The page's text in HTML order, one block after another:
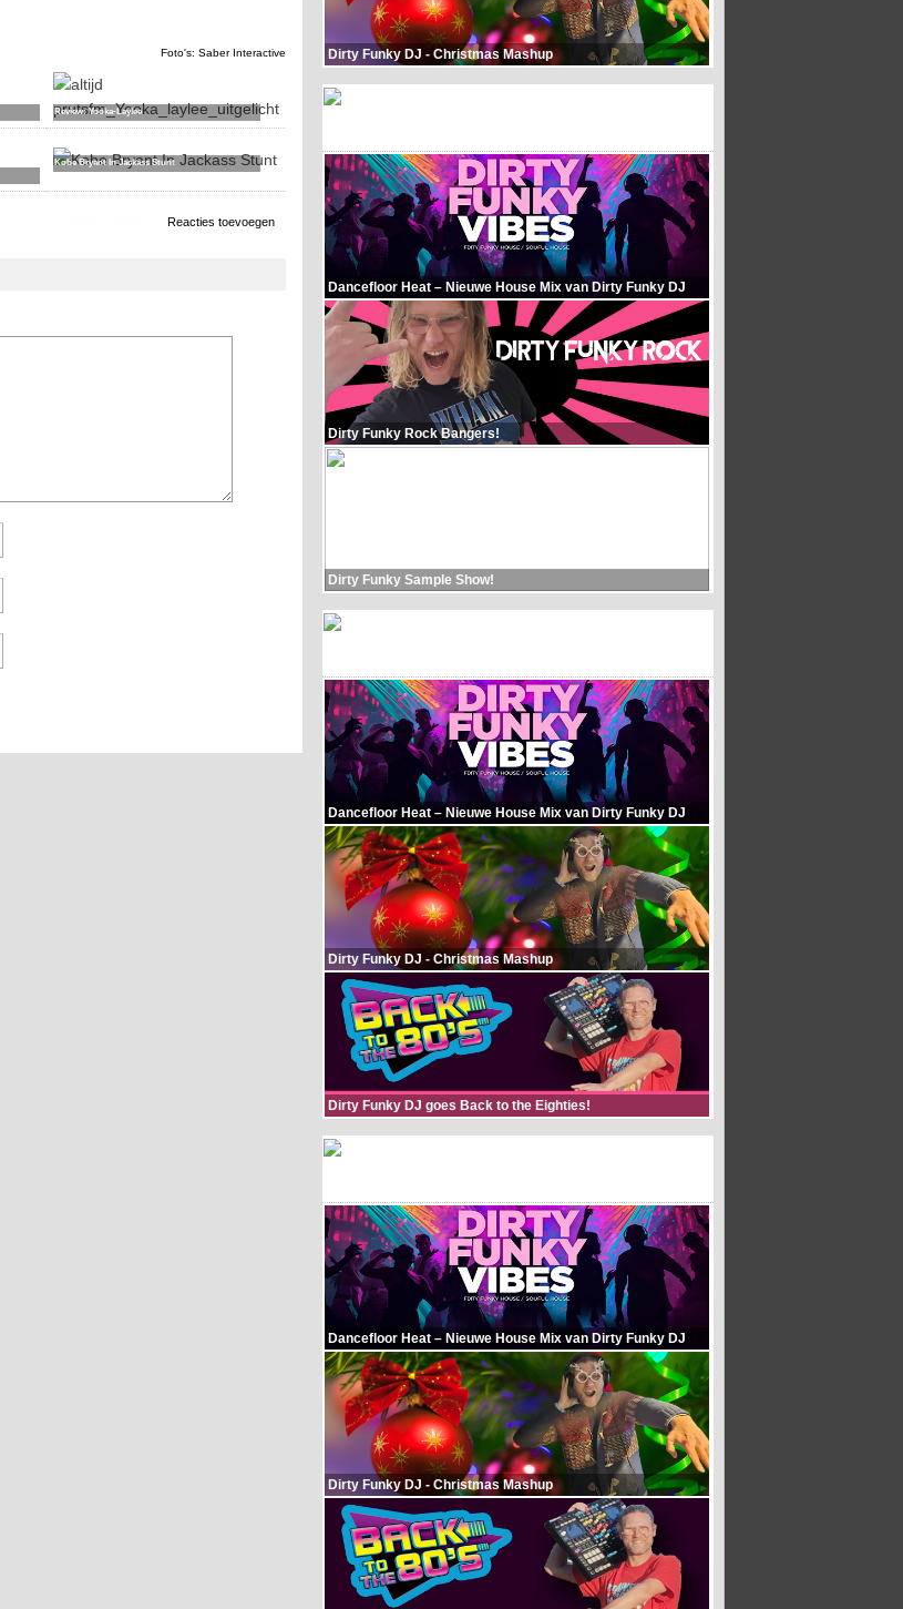
Foto's: Saber Interactive
Review: Yooka-Laylee
Kobe Bryant In Jackass Stunt
Reacties toevoegen
Dirty Funky DJ - Christmas Mashup
Dancefloor Heat – Nieuwe House Mix van Dirty Funky DJ
Dirty Funky Rock Bangers!
Dirty Funky Sample Show!
Dancefloor Heat – Nieuwe House Mix van Dirty Funky DJ
Dirty Funky DJ - Christmas Mashup
Dirty Funky DJ goes Back to the Eighties!
Dancefloor Heat – Nieuwe House Mix van Dirty Funky DJ
Dirty Funky DJ - Christmas Mashup